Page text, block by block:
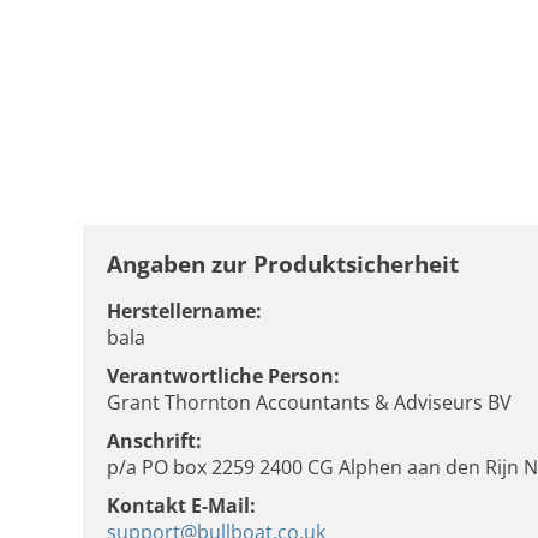
Angaben zur Produktsicherheit
Herstellername:
bala
Verantwortliche Person:
Grant Thornton Accountants & Adviseurs BV
Anschrift:
p/a PO box 2259 2400 CG Alphen aan den Rijn
Kontakt E-Mail:
support@bullboat.co.uk